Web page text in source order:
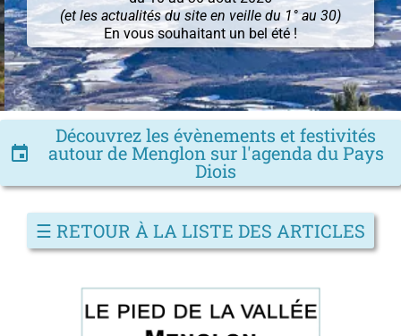
(et les actualités du site en veille du 1° au 30)
En vous souhaitant un bel été !
insert_invitation
Découvrez les évènements et festivités
autour de Menglon sur l'agenda du Pays
Diois
☰ RETOUR À LA LISTE DES ARTICLES